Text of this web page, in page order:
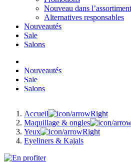
Nouveau dans l’assortiment
Alternatives responsables
Nouveautés
Sale
Salons
Nouveautés
Sale
Salons
Accueil
Maquillage & ongles
Yeux
Eyeliners & Kajals